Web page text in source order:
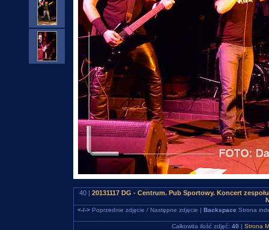
40 | 20131117 DG - Centrum. Pub Sportowy. Koncert
<-/->Poprzednie zdjęcie / Następne zdjęcie | Backspace Strona
Całkowita ilość zdjęć: 40 | Strona